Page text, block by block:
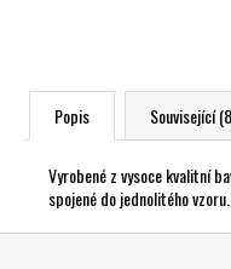
Popis Související
Vyrobené z vysoce kvalitní
spojené do jednolitého